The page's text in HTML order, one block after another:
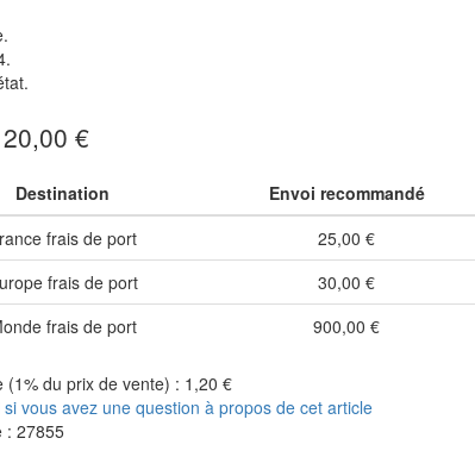
€
Destination Envoi recommandé
frais de port
25,00 €
frais de port
30,00 €
frais de port
900,00 €
(1% du prix de vente) : 1,20 €
si vous avez une question à propos de cet article
: 27855